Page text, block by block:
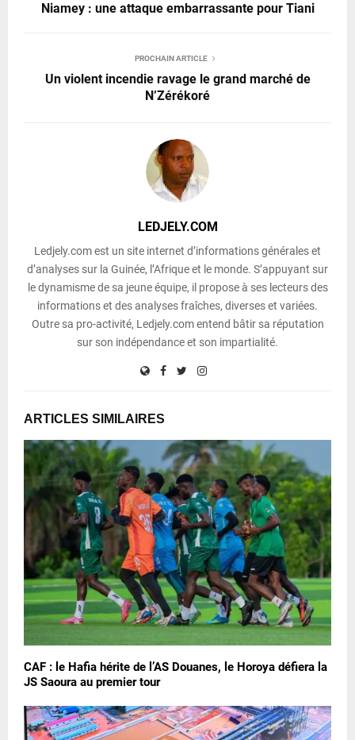
Niamey : une attaque embarrassante pour Tiani
PROCHAIN ARTICLE
Un violent incendie ravage le grand marché de
N’Zérékoré
LEDJELY.COM
Ledjely.com est un site internet d’informations générales et
d’analyses sur la Guinée, l’Afrique et le monde. S’appuyant sur
le dynamisme de sa jeune équipe, il propose à ses lecteurs des
informations et des analyses fraîches, diverses et variées.
Outre sa pro-activité, Ledjely.com entend bâtir sa réputation
sur son indépendance et son impartialité.
ARTICLES SIMILAIRES
CAF : le Hafia hérite de l’AS Douanes, le Horoya défiera la
JS Saoura au premier tour